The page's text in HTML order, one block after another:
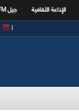
الإذاعة الثقافية جيل FM